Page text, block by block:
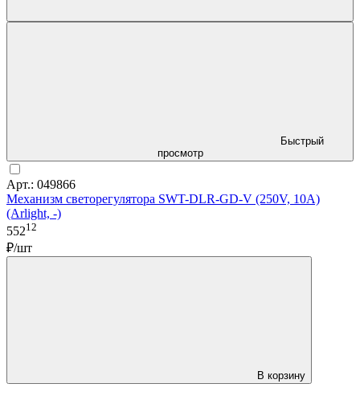
Быстрый
просмотр
Арт.: 049866
Механизм светорегулятора SWT-DLR-GD-V (250V, 10A)
(Arlight, -)
55212
₽/шт
В корзину